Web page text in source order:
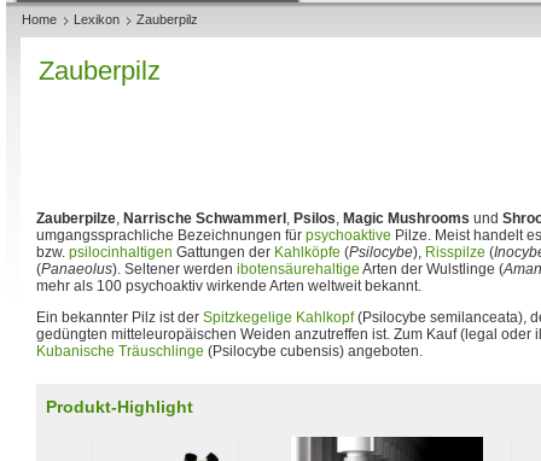
Home Lexikon Zauberpilz
Zauberpilz
Zauberpilze, Narrische Schwammerl , Psilos, Magic Mushrooms und
umgangssprachliche Bezeichnungen für psychoaktive Pilze. Meist handelt
bzw. psilocinhaltigen Gattungen der Kahlköpfe (Psilocybe), Risspilze (
(Panaeolus). Seltener werden ibotensäurehaltige Arten der Wulstlinge (
mehr als 100 psychoaktiv wirkende Arten weltweit bekannt.
Ein bekannter Pilz ist der Spitzkegelige Kahlkopf(Psilocybe semilanceata),
gedüngten mitteleuropäischen Weiden anzutreffen ist. Zum Kauf (legal oder
Kubanische Träuschlinge (Psilocybe cubensis) angeboten.
Produkt-Highlight